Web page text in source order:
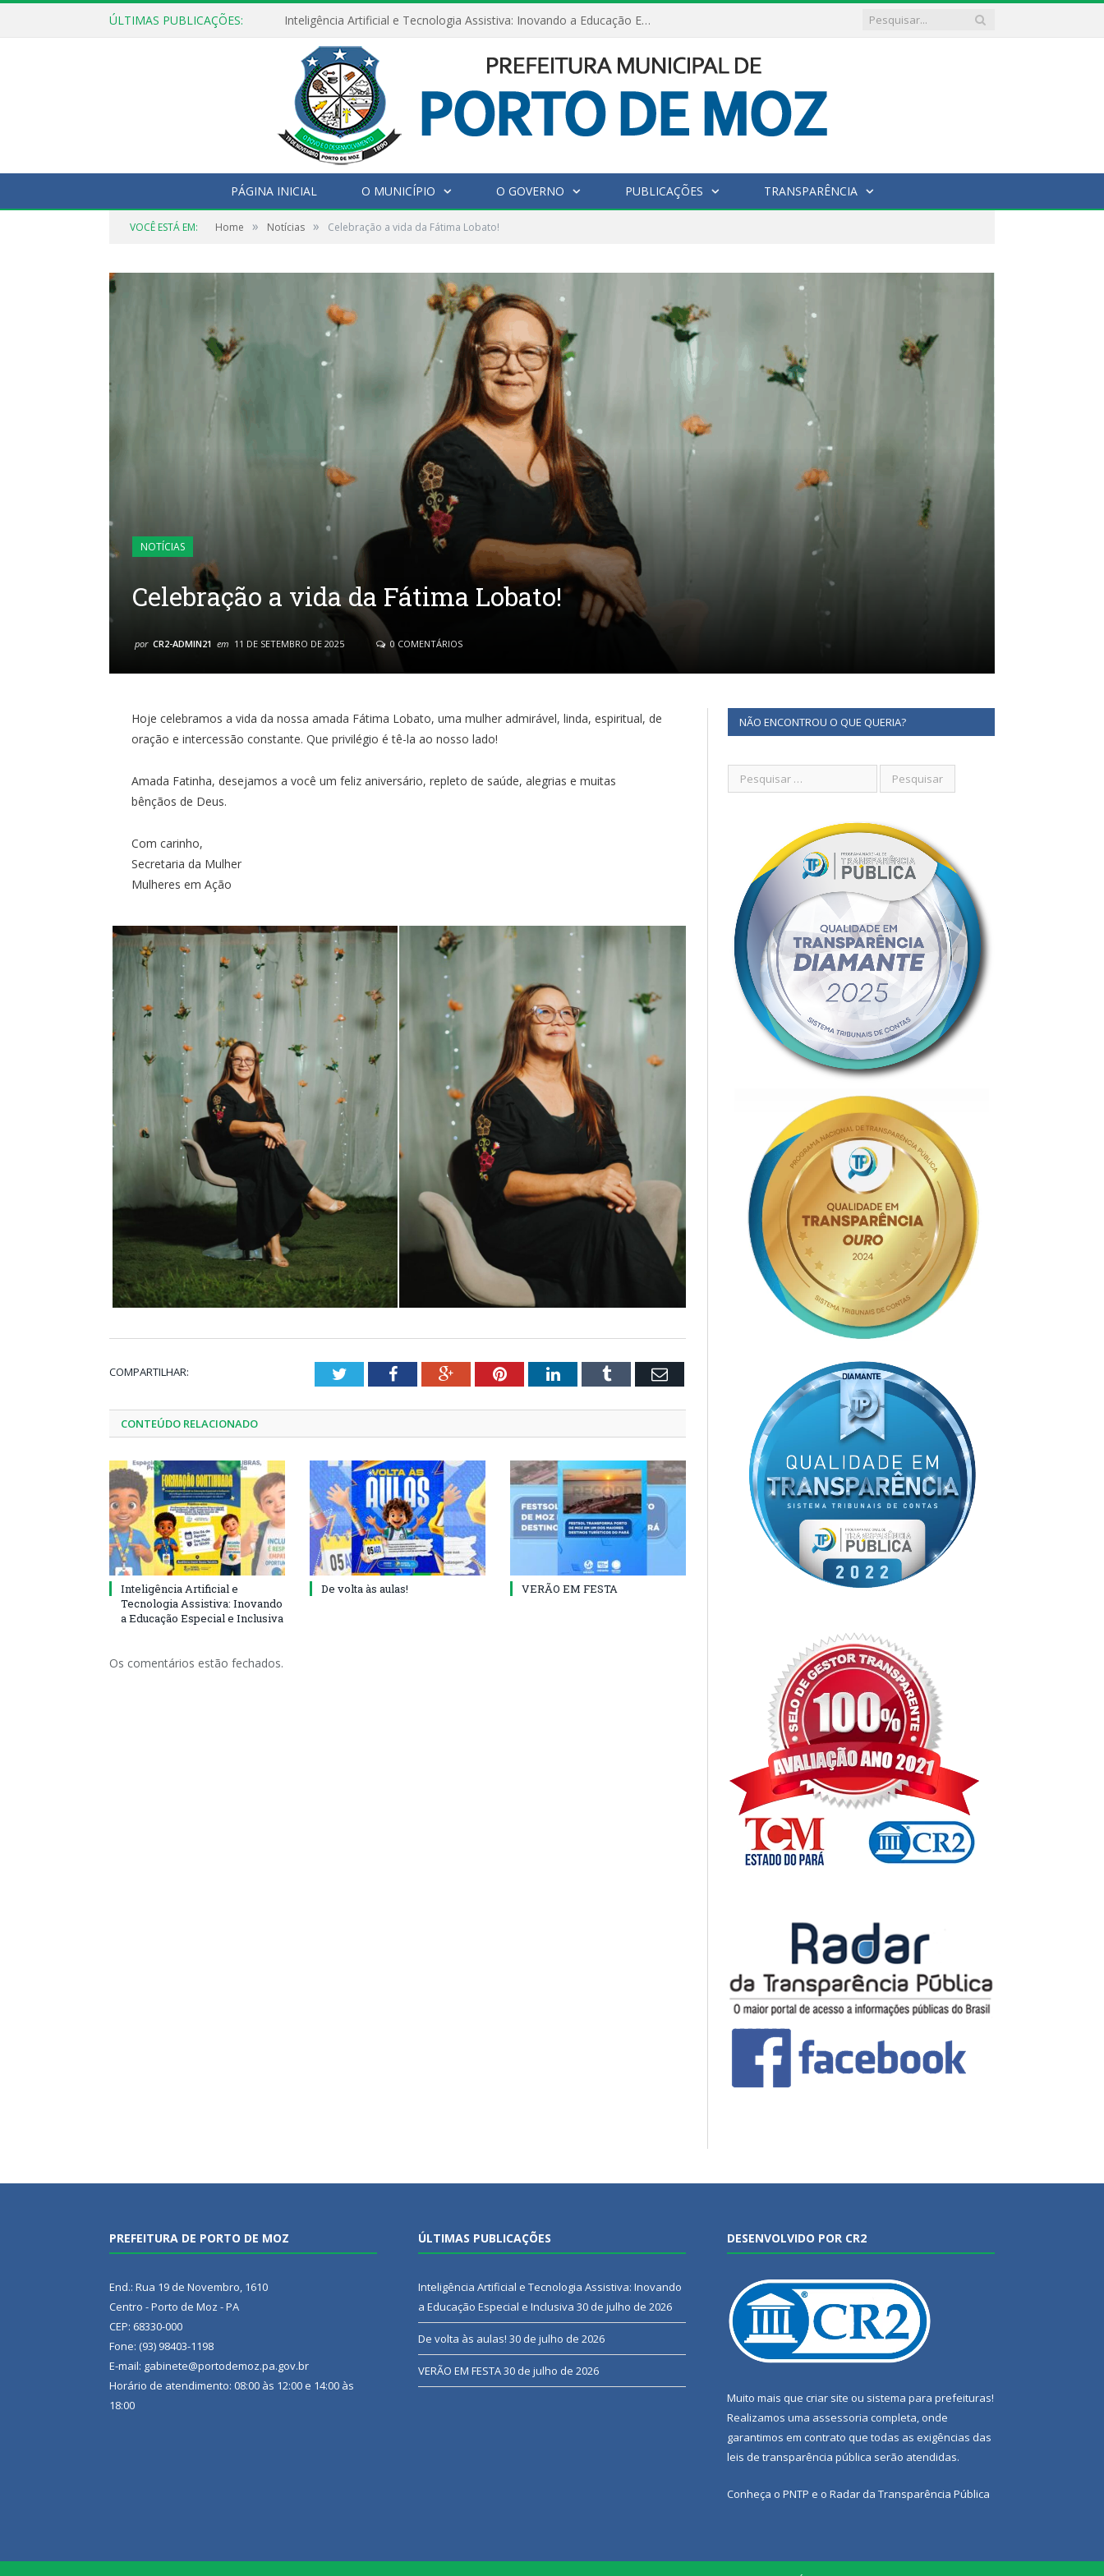
ÚLTIMAS PUBLICAÇÕES: Inteligência Artificial e Tecnologia Assistiva: Inovando a Educação Especial e Inclusiva
PÁGINA INICIAL O MUNICÍPIO O GOVERNO PUBLICAÇÕES TRANSPARÊNCIA
VOCÊ ESTÁ EM: Home » Notícias » Celebração a vida da Fátima Lobato!
NOTÍCIAS
Celebração a vida da Fátima Lobato!
por CR2-ADMIN21 em 11 DE SETEMBRO DE 2025 0 COMENTÁRIOS
Hoje celebramos a vida da nossa amada Fátima Lobato, uma mulher admirável, linda, espiritual, de
oração e intercessão constante. Que privilégio é tê-la ao nosso lado!
Amada Fatinha, desejamos a você um feliz aniversário, repleto de saúde, alegrias e muitas
bênçãos de Deus.
Com carinho,
Secretaria da Mulher
Mulheres em Ação
COMPARTILHAR: TwitterFacebookGoogle+PinterestLinkedInTumblr Email
CONTEÚDO RELACIONADO
Inteligência Artificial e
Tecnologia Assistiva: Inovando
a Educação Especial e Inclusiva
De volta às aulas! VERÃO EM FESTA
Os comentários estão fechados.
NÃO ENCONTROU O QUE QUERIA?
PREFEITURA DE PORTO DE MOZ
End.: Rua 19 de Novembro, 1610
Centro - Porto de Moz - PA
CEP: 68330-000
Fone: (93) 98403-1198
E-mail: gabinete@portodemoz.pa.gov.br
Horário de atendimento: 08:00 às 12:00 e 14:00 às
18:00
ÚLTIMAS PUBLICAÇÕES
Inteligência Artificial e Tecnologia Assistiva: Inovando
a Educação Especial e Inclusiva 30 de julho de 2026
De volta às aulas! 30 de julho de 2026
VERÃO EM FESTA30 de julho de 2026
DESENVOLVIDO POR CR2
Muito mais que criar site ou sistema para prefeituras!
Realizamos uma assessoria completa, onde
garantimos em contrato que todas as exigências das
leis de transparência pública serão atendidas.
Conheça o PNTP e o Radar da Transparência Pública